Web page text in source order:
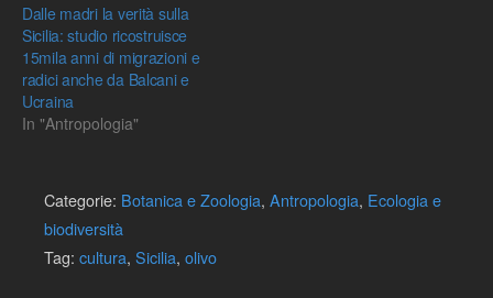
Dalle madri la verità sulla
Sicilia: studio ricostruisce
15mila anni di migrazioni e
radici anche da Balcani e
Ucraina
In "Antropologia"
Categorie: Botanica e Zoologia, Antropologia, Ecologia e
biodiversità
Tag: cultura, Sicilia, olivo